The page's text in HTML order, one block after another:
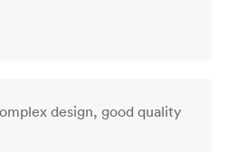
design, good quality